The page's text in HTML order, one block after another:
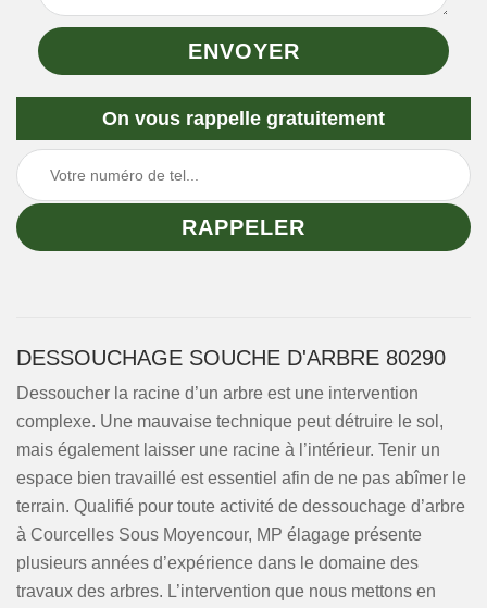
On vous rappelle gratuitement
DESSOUCHAGE SOUCHE D'ARBRE 80290
Dessoucher la racine d’un arbre est une intervention
complexe. Une mauvaise technique peut détruire le sol,
mais également laisser une racine à l’intérieur. Tenir un
espace bien travaillé est essentiel afin de ne pas abîmer le
terrain. Qualifié pour toute activité de dessouchage d’arbre
à Courcelles Sous Moyencour, MP élagage présente
plusieurs années d’expérience dans le domaine des
travaux des arbres. L’intervention que nous mettons en